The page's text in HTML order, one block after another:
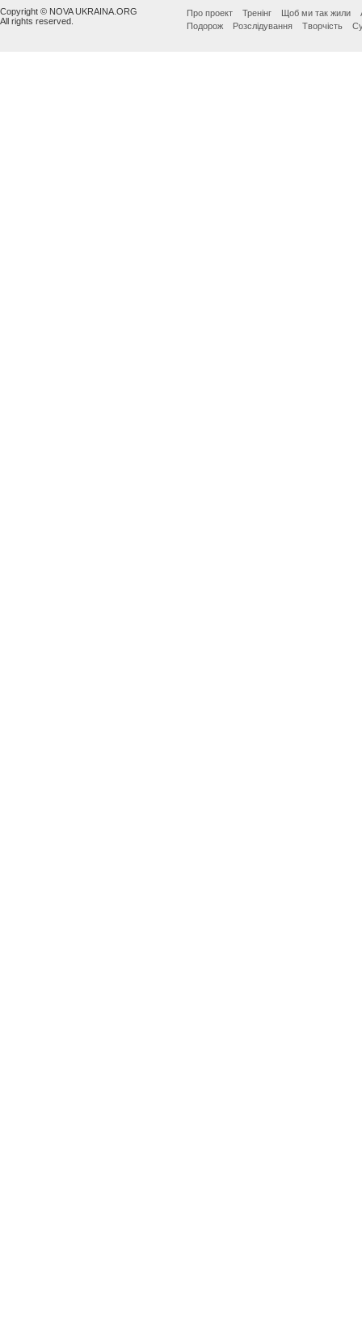
Copyright © NOVA UKRAINA.ORG
All rights reserved.
Про проект Тренінг Щоб ми так жили
Подорож
Розслідування Творчість